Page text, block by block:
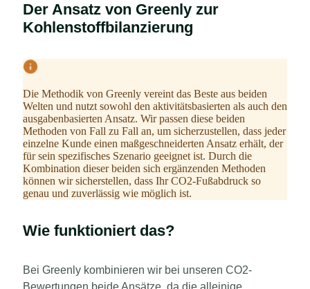
Der Ansatz von Greenly zur
Kohlenstoffbilanzierung
Die Methodik von Greenly vereint das Beste aus beiden
Welten und nutzt sowohl den aktivitätsbasierten als auch den
ausgabenbasierten Ansatz. Wir passen diese beiden
Methoden von Fall zu Fall an, um sicherzustellen, dass jeder
einzelne Kunde einen maßgeschneiderten Ansatz erhält, der
für sein spezifisches Szenario geeignet ist. Durch die
Kombination dieser beiden sich ergänzenden Methoden
können wir sicherstellen, dass Ihr CO2-Fußabdruck so
genau und zuverlässig wie möglich ist.
Wie funktioniert das?
Bei Greenly kombinieren wir bei unseren CO2-
Bewertungen beide Ansätze, da die alleinige